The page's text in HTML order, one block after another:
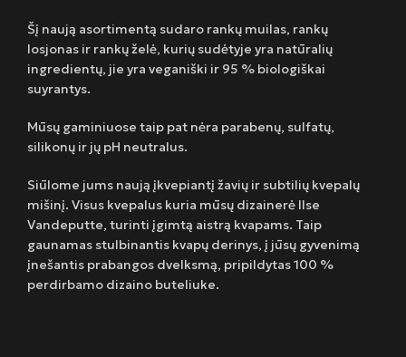
Šį naują asortimentą sudaro rankų muilas, rankų
losjonas ir rankų želė, kurių sudėtyje yra natūralių
ingredientų, jie yra veganiški ir 95 % biologiškai
suyrantys.
Mūsų gaminiuose taip pat nėra parabenų, sulfatų,
silikonų ir jų pH neutralus.
Siūlome jums naują įkvepiantį žavių ir subtilių kvepalų
mišinį. Visus kvepalus kuria mūsų dizainerė Ilse
Vandeputte, turinti įgimtą aistrą kvapams. Taip
gaunamas stulbinantis kvapų derinys, į jūsų gyvenimą
įnešantis prabangos dvelksmą, pripildytas 100 %
perdirbamo dizaino buteliuke.